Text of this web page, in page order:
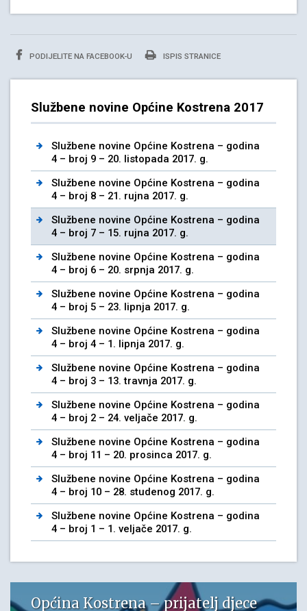
PODIJELITE NA FACEBOOK-U ISPIS STRANICE
Službene novine Općine Kostrena 2017
Službene novine Općine Kostrena – godina
4 – broj 9 – 20. listopada 2017. g.
Službene novine Općine Kostrena – godina
4 – broj 8 – 21. rujna 2017. g.
Službene novine Općine Kostrena – godina
4 – broj 7 – 15. rujna 2017. g.
Službene novine Općine Kostrena – godina
4 – broj 6 – 20. srpnja 2017. g.
Službene novine Općine Kostrena – godina
4 – broj 5 – 23. lipnja 2017. g.
Službene novine Općine Kostrena – godina
4 – broj 4 – 1. lipnja 2017. g.
Službene novine Općine Kostrena – godina
4 – broj 3 – 13. travnja 2017. g.
Službene novine Općine Kostrena – godina
4 – broj 2 – 24. veljače 2017. g.
Službene novine Općine Kostrena – godina
4 – broj 11 – 20. prosinca 2017. g.
Službene novine Općine Kostrena – godina
4 – broj 10 – 28. studenog 2017. g.
Službene novine Općine Kostrena – godina
4 – broj 1 – 1. veljače 2017. g.
Općina Kostrena – prijatelj djece